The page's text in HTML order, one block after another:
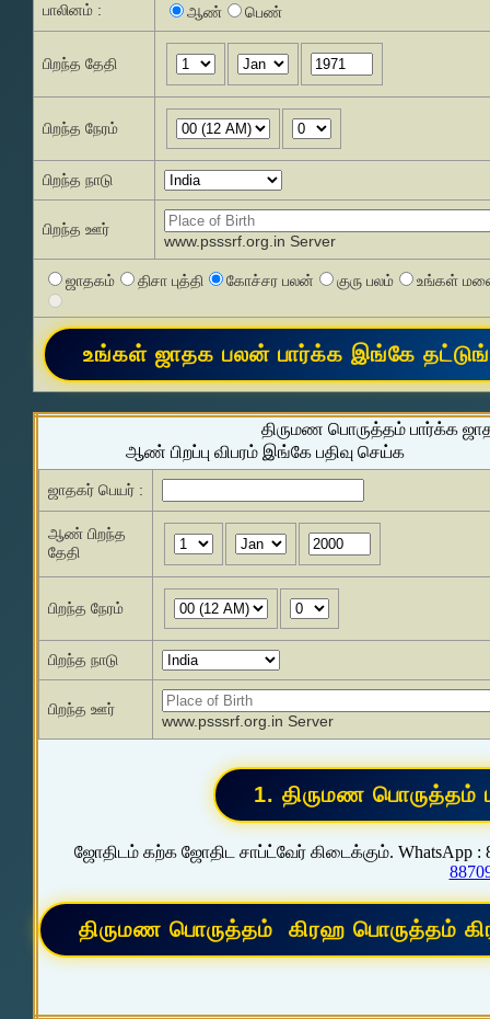
பாலினம் : ஆண் பெண்
பிறந்த தேதி
பிறந்த நேரம்
பிறந்த நாடு
பிறந்த ஊர்
www.psssrf.org.in Server
ஜாதகம் திசா புத்தி கோச்சர பலன் குரு பலம் உங்கள்
திருமண பொருத்தம் பார்க்க
ஆண் பிறப்பு விபரம் இங்கே பதிவு செய்க
ஜாதகர் பெயர் :
ஆண் பிறந்த
தேதி
பிறந்த நேரம்
பிறந்த நாடு
பிறந்த ஊர்
www.psssrf.org.in Server
ஜோதிடம் கற்க ஜோதிட சாப்ட்வேர் கிடைக்கும். WhatsApp :